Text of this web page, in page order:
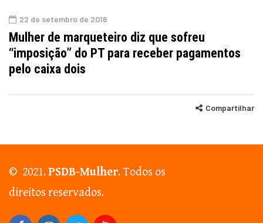
22 de setembro de 2016
Mulher de marqueteiro diz que sofreu
“imposição” do PT para receber pagamentos
pelo caixa dois
Compartilhar
© 2021.PSDB-Mulher. Todos os
direitos reservados.